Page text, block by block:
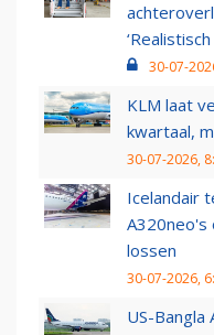
30-07-
KLM laat
kwartaal,
30-07-2026,
Icelandair
A320neo's
lossen
30-07-2026,
US-Bangla